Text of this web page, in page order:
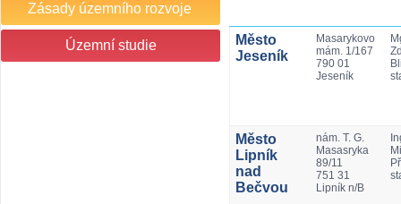
Zásady územního rozvoje
Územní studie
Město
Jeseník
Masarykovo
mám. 1/167
790 01
Jeseník
Město
Lipník
nad
Bečvou
nám. T. G.
Masasryka
89/11
751 31
Lipník n/B